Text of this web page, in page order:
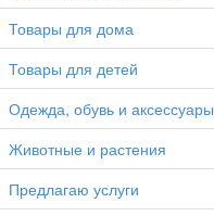
Товары для дома
Товары для детей
Одежда, обувь и аксессуары
Животные и растения
Предлагаю услуги